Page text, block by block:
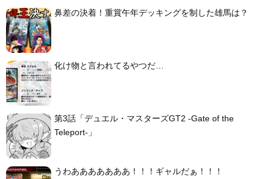
鼻差の決着！重賞午年デッキングを制した雄馬は？
化け物と言われてるやつだ…
第3話「デュエル・マスターズGT2 -Gate of the
Teleport-」
うわあああああああ！！！ギャルだぁ！！！